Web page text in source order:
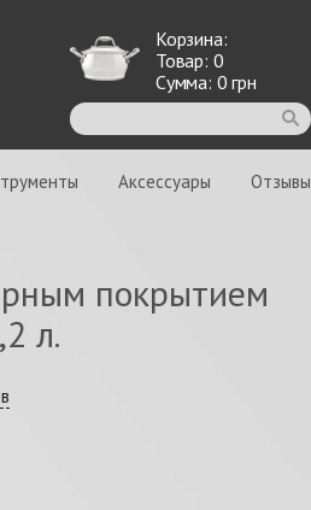
Корзина:
Товар: 0
Сумма: 0 грн
Аксессуары Отзывы
покрытием
л.